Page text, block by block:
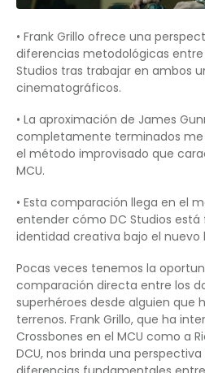
• Frank Grillo ofrece una
diferencias metodológicas entre
Studios tras trabajar en ambos
cinematográficos.
• La aproximación de James
completamente terminados me
el método improvisado que
MCU.
• Esta comparación llega en el
entender cómo DC Studios está
identidad creativa bajo el nuevo
Pocas veces tenemos la
comparación directa entre los
superhéroes desde alguien que
terrenos. Frank Grillo, que ha
Crossbones en el MCU como a
DCU, nos brinda una